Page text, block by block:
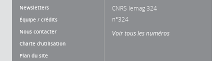
Newsletters
Équipe / crédits
Nous contacter
Charte d'utilisation
Plan du site
CNRS lemag 324
n°324
Voir tous les numéros